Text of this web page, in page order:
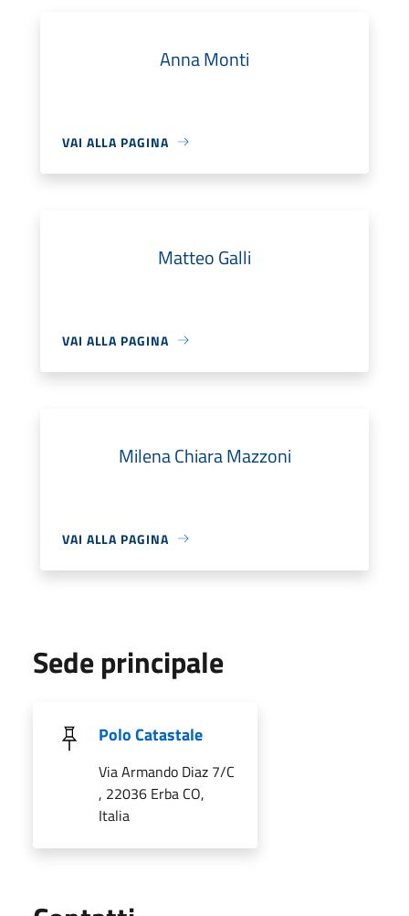
Anna Monti
VAI ALLA PAGINA
Matteo Galli
VAI ALLA PAGINA
Milena Chiara Mazzoni
VAI ALLA PAGINA
Sede principale
Polo Catastale
Via Armando Diaz 7/C
, 22036 Erba CO,
Italia